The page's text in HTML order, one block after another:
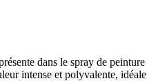
dans le spray de peinture
intense et polyvalente, idéale